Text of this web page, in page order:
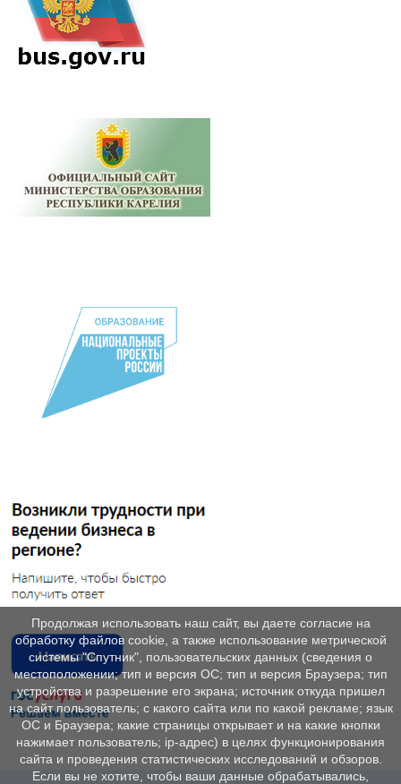
Продолжая использовать наш сайт, вы даете согласие на
обработку файлов cookie, а также использование метрической
системы "Спутник", пользовательских данных (сведения о
местоположении; тип и версия ОС; тип и версия Браузера; тип
устройства и разрешение его экрана; источник откуда пришел
на сайт пользователь; с какого сайта или по какой рекламе; язык
ОС и Браузера; какие страницы открывает и на какие кнопки
нажимает пользователь; ip-адрес) в целях функционирования
сайта и проведения статистических исследований и обзоров.
Если вы не хотите, чтобы ваши данные обрабатывались,